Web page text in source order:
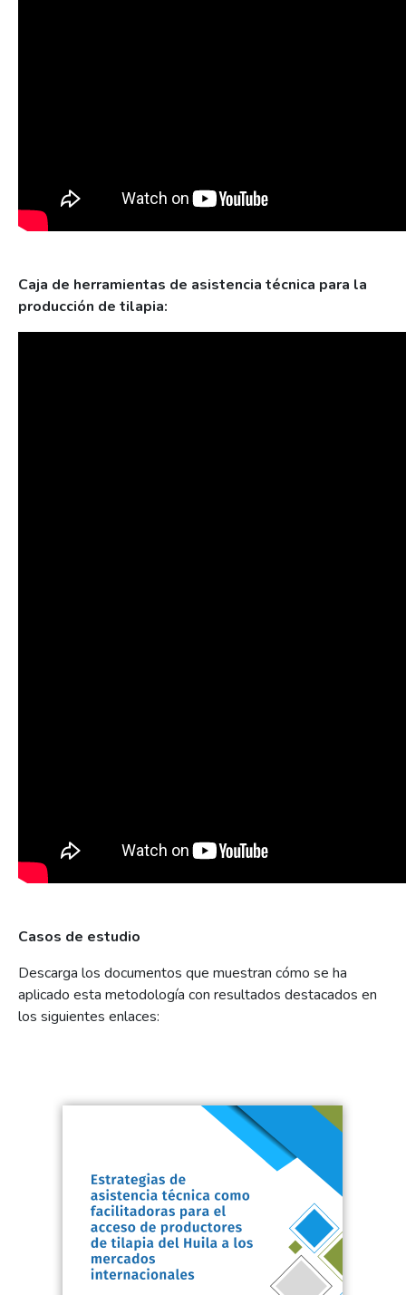
Caja de herramientas de asistencia técnica para la
producción de tilapia:
Casos de estudio
Descarga los documentos que muestran cómo se ha
aplicado esta metodología con resultados destacados en
los siguientes enlaces: